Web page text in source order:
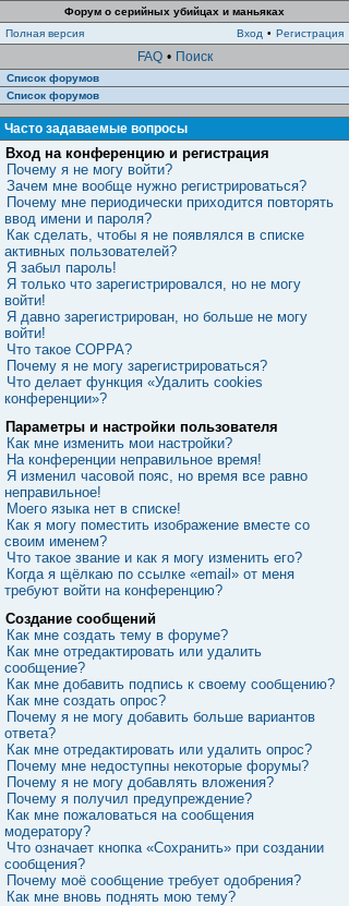
Форум о серийных убийцах и маньяках
Полная версия
Вход • Регистрация
FAQ • Поиск
Список форумов
Список форумов
Часто задаваемые вопросы
Вход на конференцию и регистрация
Почему я не могу войти?
Зачем мне вообще нужно регистрироваться?
Почему мне периодически приходится повторять
ввод имени и пароля?
Как сделать, чтобы я не появлялся в списке
активных пользователей?
Я забыл пароль!
Я только что зарегистрировался, но не могу
войти!
Я давно зарегистрирован, но больше не могу
войти!
Что такое COPPA?
Почему я не могу зарегистрироваться?
Что делает функция «Удалить cookies
конференции»?
Параметры и настройки пользователя
Как мне изменить мои настройки?
На конференции неправильное время!
Я изменил часовой пояс, но время все равно
неправильное!
Моего языка нет в списке!
Как я могу поместить изображение вместе со
своим именем?
Что такое звание и как я могу изменить его?
Когда я щёлкаю по ссылке «email» от меня
требуют войти на конференцию?
Создание сообщений
Как мне создать тему в форуме?
Как мне отредактировать или удалить
сообщение?
Как мне добавить подпись к своему сообщению?
Как мне создать опрос?
Почему я не могу добавить больше вариантов
ответа?
Как мне отредактировать или удалить опрос?
Почему мне недоступны некоторые форумы?
Почему я не могу добавлять вложения?
Почему я получил предупреждение?
Как мне пожаловаться на сообщения
модератору?
Что означает кнопка «Сохранить» при создании
сообщения?
Почему моё сообщение требует одобрения?
Как мне вновь поднять мою тему?